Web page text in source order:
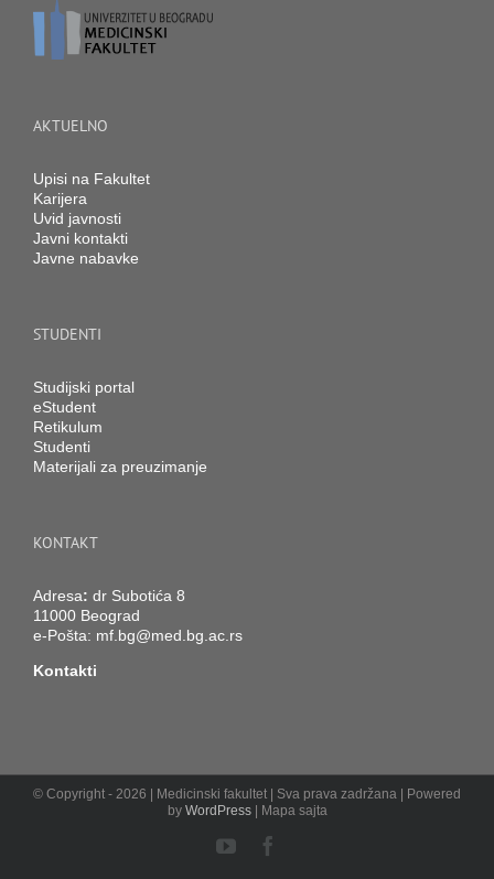
AKTUELNO
Upisi na Fakultet
Karijera
Uvid javnosti
Javni kontakti
Javne nabavke
STUDENTI
Studijski portal
eStudent
Retikulum
Studenti
Materijali za preuzimanje
KONTAKT
Adresa: dr Subotića 8
11000 Beograd
e-Pošta: mf.bg@med.bg.ac.rs
Kontakti
© Copyright - 2026 | Medicinski fakultet | Sva prava zadržana | Powered
by WordPress| Mapa sajta
YouTube